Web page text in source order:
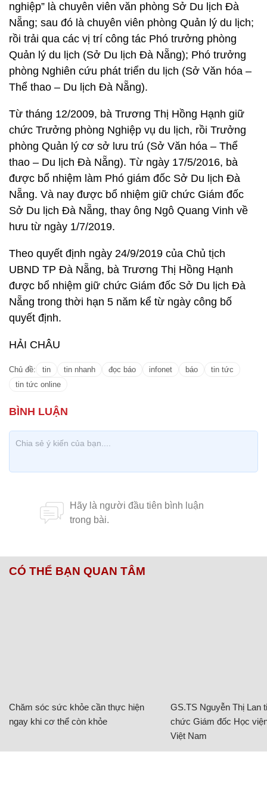
nghiệp” là chuyên viên văn phòng Sở Du lịch Đà
Nẵng; sau đó là chuyên viên phòng Quản lý du lịch;
rồi trải qua các vị trí công tác Phó trưởng phòng
Quản lý du lịch (Sở Du lịch Đà Nẵng); Phó trưởng
phòng Nghiên cứu phát triển du lịch (Sở Văn hóa –
Thể thao – Du lịch Đà Nẵng).
Từ tháng 12/2009, bà Trương Thị Hồng Hạnh giữ
chức Trưởng phòng Nghiệp vụ du lịch, rồi Trưởng
phòng Quản lý cơ sở lưu trú (Sở Văn hóa – Thể
thao – Du lịch Đà Nẵng). Từ ngày 17/5/2016, bà
được bổ nhiệm làm Phó giám đốc Sở Du lịch Đà
Nẵng. Và nay được bổ nhiệm giữ chức Giám đốc
Sở Du lịch Đà Nẵng, thay ông Ngô Quang Vinh về
hưu từ ngày 1/7/2019.
Theo quyết định ngày 24/9/2019 của Chủ tịch
UBND TP Đà Nẵng, bà Trương Thị Hồng Hạnh
được bổ nhiệm giữ chức Giám đốc Sở Du lịch Đà
Nẵng trong thời hạn 5 năm kể từ ngày công bố
quyết định.
HẢI CHÂU
Chủ đề: tin tin nhanh đọc báo infonet báo
tin tức
tin tức online
CÓ THỂ BẠN QUAN TÂM
Chăm sóc sức khỏe cần thực hiện
ngay khi cơ thể còn khỏe
GS.TS Nguyễn Thị Lan
chức Giám đốc Học
Việt Nam